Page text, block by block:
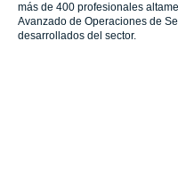
más de 400 profesionales
Avanzado de Operaciones de
desarrollados del sector.